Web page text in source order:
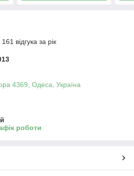
відгука за рік
4369, Одеса, Україна
роботи